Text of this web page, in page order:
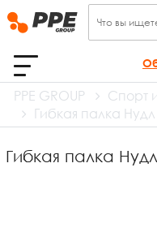
PPE GROUP
Спорт
Гибкая палка
Гибкая палка